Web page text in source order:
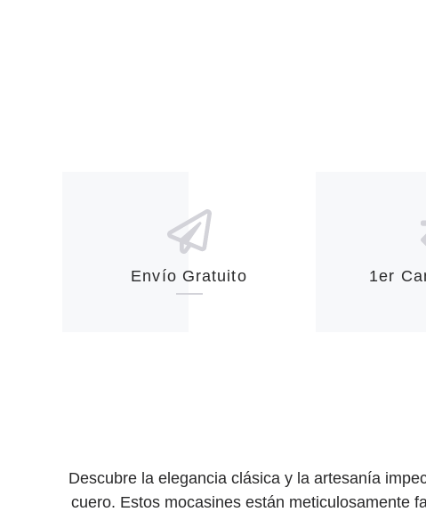
Envío Gratuito 1er
Descubre la elegancia clásica y la artesanía
cuero. Estos mocasines están meticulosamente